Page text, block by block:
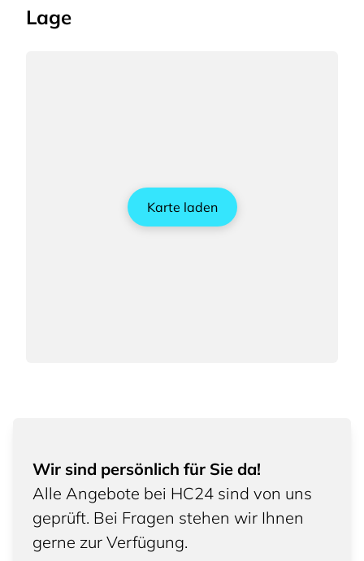
Lage
Karte laden
Wir sind persönlich für Sie da!
Alle Angebote bei HC24 sind von uns
geprüft. Bei Fragen stehen wir Ihnen
gerne zur Verfügung.